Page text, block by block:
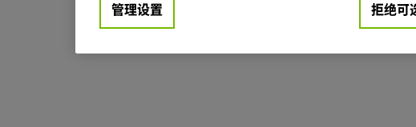
管理设置 拒绝可